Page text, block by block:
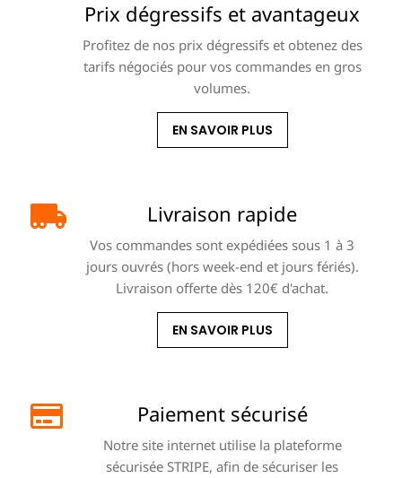
Prix dégressifs et avantageux
Profitez de nos prix dégressifs et obtenez des
tarifs négociés pour vos commandes en gros
volumes.
EN SAVOIR PLUS
Livraison rapide
Vos commandes sont expédiées sous 1 à 3
jours ouvrés (hors week-end et jours fériés).
Livraison offerte dès 120€ d'achat.
EN SAVOIR PLUS
Paiement sécurisé
Notre site internet utilise la plateforme
sécurisée STRIPE, afin de sécuriser les